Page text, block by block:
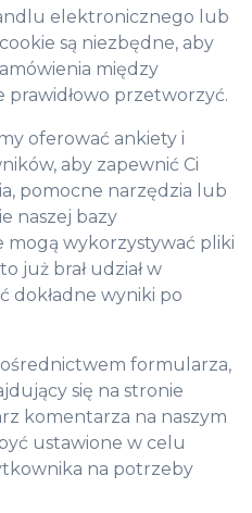
elektronicznego lub
są niezbędne, aby
między
prawidłowo przetworzyć.
oferować ankiety i
aby zapewnić Ci
pomocne narzędzia lub
naszej bazy
wykorzystywać pliki
już brał udział w
dokładne wyniki po
formularza,
się na stronie
komentarza na naszym
ustawione w celu
na potrzeby